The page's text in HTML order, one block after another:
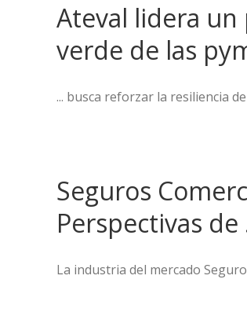
Ateval lidera
verde de las
... busca reforzar la resiliencia
Seguros
Perspectivas
La industria del mercado